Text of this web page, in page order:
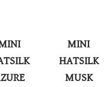
MINI
HATSILK
MUSK